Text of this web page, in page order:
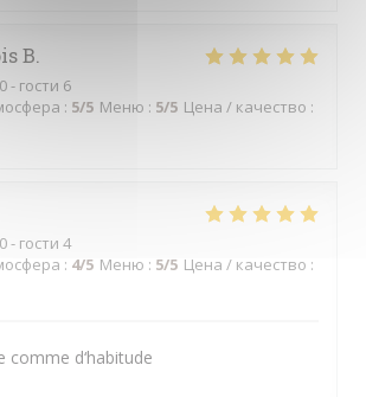
B
- гости 6
: 5/5 Меню : 5/5 Цена / качество :
- гости 4
: 4/5 Меню : 5/5 Цена / качество :
comme d‘habitude